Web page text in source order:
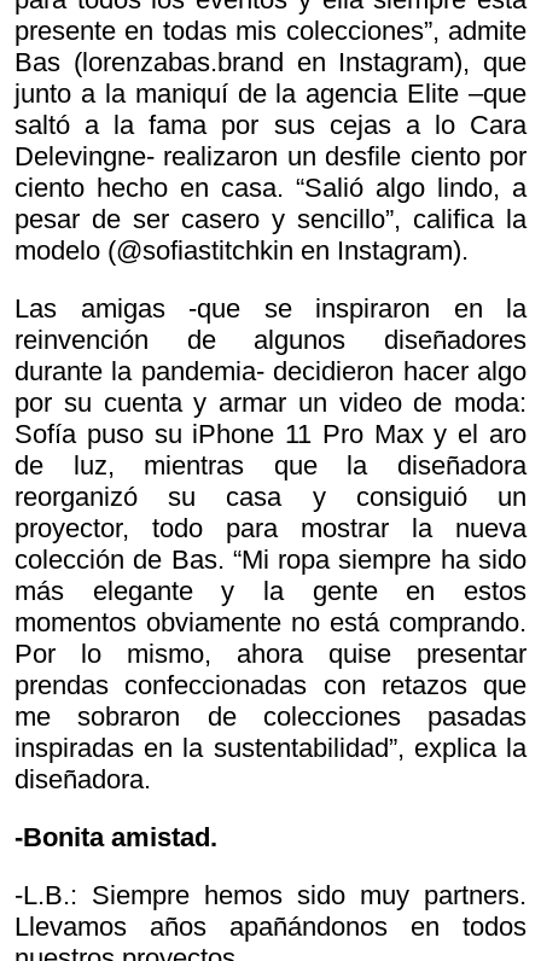
presente en todas mis colecciones”, admite
Bas (lorenzabas.brand en Instagram), que
junto a la maniquí de la agencia Elite –que
saltó a la fama por sus cejas a lo Cara
Delevingne- realizaron un desfile ciento por
ciento hecho en casa. “Salió algo lindo, a
pesar de ser casero y sencillo”, califica la
modelo (@sofiastitchkin en Instagram).
Las amigas -que se inspiraron en la
reinvención de algunos diseñadores
durante la pandemia- decidieron hacer algo
por su cuenta y armar un video de moda:
Sofía puso su iPhone 11 Pro Max y el aro
de luz, mientras que la diseñadora
reorganizó su casa y consiguió un
proyector, todo para mostrar la nueva
colección de Bas. “Mi ropa siempre ha sido
más elegante y la gente en estos
momentos obviamente no está comprando.
Por lo mismo, ahora quise presentar
prendas confeccionadas con retazos que
me sobraron de colecciones pasadas
inspiradas en la sustentabilidad”, explica la
diseñadora.
-Bonita amistad.
-L.B.: Siempre hemos sido muy partners.
Llevamos años apañándonos en todos